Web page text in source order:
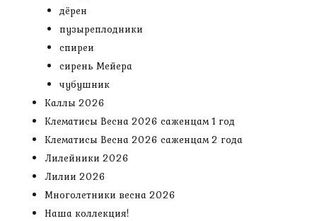
дёрен
пузыреплодники
спиреи
сирень Мейера
чубушник
Каллы 2026
Клематисы Весна 2026 саженцам 1 год
Клематисы Весна 2026 саженцам 2 года
Лилейники 2026
Лилии 2026
Многолетники весна 2026
Наша коллекция!